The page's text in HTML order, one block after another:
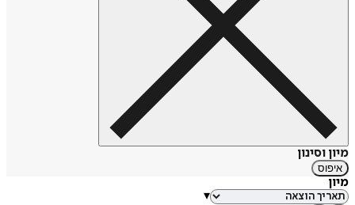
מיון וסינון
איפוס
מיון
▾